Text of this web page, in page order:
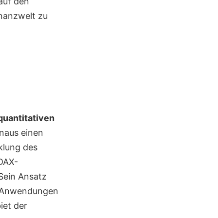
zu
einen
des
Ansatz
der